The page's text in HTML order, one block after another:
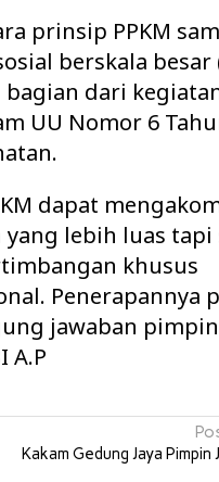
prinsip PPKM
berskala besar
dari
UU Nomor 6
dapat
lebih luas tapi
khusus
Penerapannya
jawaban
A.P
Kakam Gedung Jaya Pimpin